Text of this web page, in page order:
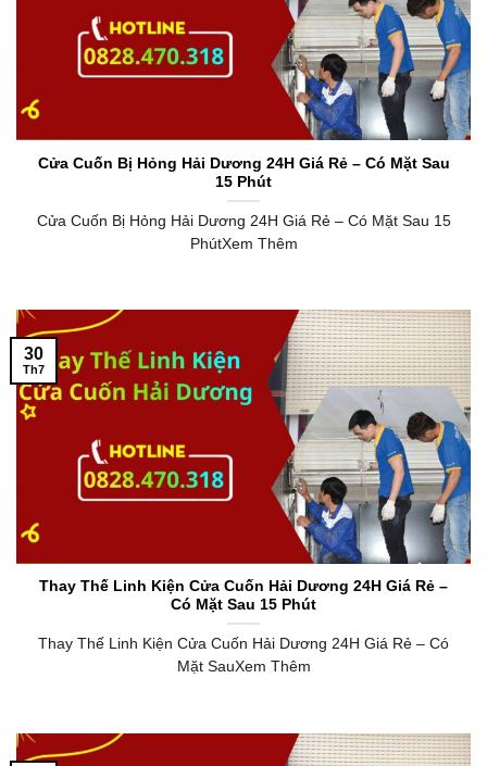
Cửa Cuốn Bị Hỏng Hải Dương 24H Giá Rẻ – Có Mặt Sau
15 Phút
Cửa Cuốn Bị Hỏng Hải Dương 24H Giá Rẻ – Có Mặt Sau 15
PhútXem Thêm
Thay Thế Linh Kiện Cửa Cuốn Hải Dương 24H Giá Rẻ –
Có Mặt Sau 15 Phút
Thay Thế Linh Kiện Cửa Cuốn Hải Dương 24H Giá Rẻ – Có
Mặt SauXem Thêm
30
Th7